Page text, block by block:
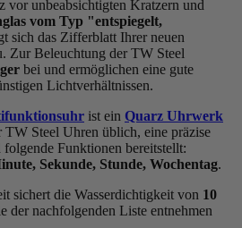
vor unbeabsichtigten Kratzern und
vom Typ "entspiegelt,
sich das Zifferblatt Ihrer neuen
. Zur Beleuchtung der TW Steel
bei und ermöglichen eine gute
Lichtverhältnissen.
ist ein Quarz Uhrwerk
TW Steel Uhren üblich, eine präzise
folgende Funktionen bereitstellt:
Sekunde, Stunde, Wochentag.
sichert die Wasserdichtigkeit von 10
der nachfolgenden Liste entnehmen